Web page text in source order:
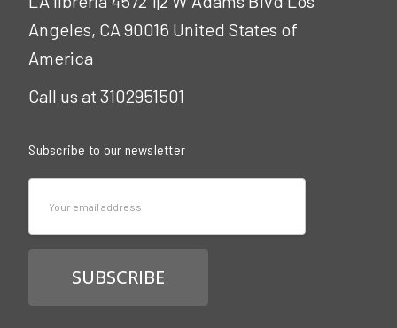
Angeles, CA 90016 United States of
America
Call us at 3102951501
Subscribe to our newsletter